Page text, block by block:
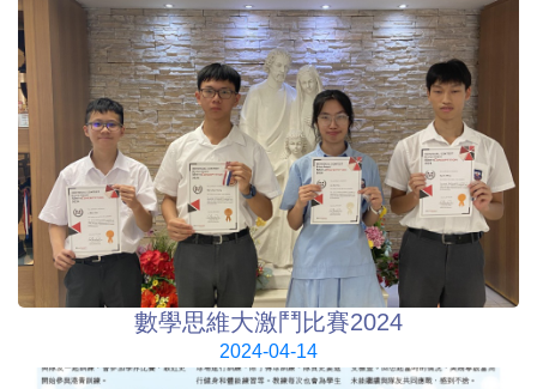
數學思維大激鬥比賽2024
2024-04-14